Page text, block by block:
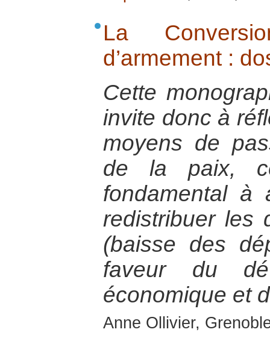
La
d’armement :
Cette
invite donc à
moyens de
de la paix,
fondamental à
redistribuer les
(baisse des
faveur du
économique et
Anne Ollivier,